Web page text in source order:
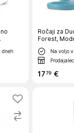
dneh
Ročaji za
Forest,
Na voljo
Prodajalec
1779 €